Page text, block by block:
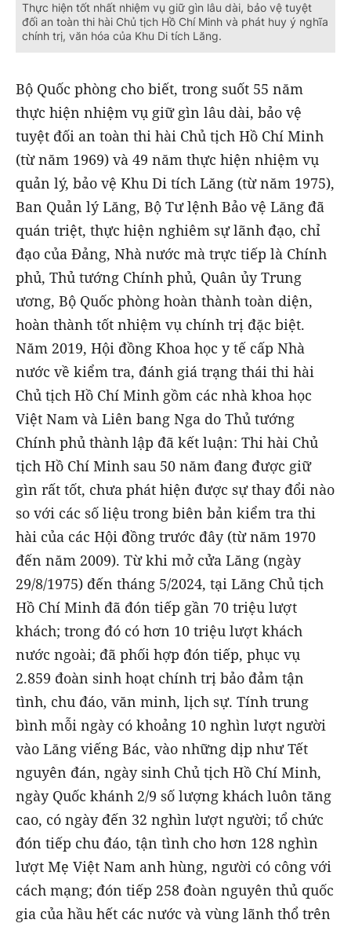
Thực hiện tốt nhất nhiệm vụ giữ gìn lâu dài, bảo vệ tuyệt
đối an toàn thi hài Chủ tịch Hồ Chí Minh và phát huy ý nghĩa
chính trị, văn hóa của Khu Di tích Lăng.
Bộ Quốc phòng cho biết, trong suốt 55 năm
thực hiện nhiệm vụ giữ gìn lâu dài, bảo vệ
tuyệt đối an toàn thi hài Chủ tịch Hồ Chí Minh
(từ năm 1969) và 49 năm thực hiện nhiệm vụ
quản lý, bảo vệ Khu Di tích Lăng (từ năm 1975),
Ban Quản lý Lăng, Bộ Tư lệnh Bảo vệ Lăng đã
quán triệt, thực hiện nghiêm sự lãnh đạo, chỉ
đạo của Đảng, Nhà nước mà trực tiếp là Chính
phủ, Thủ tướng Chính phủ, Quân ủy Trung
ương, Bộ Quốc phòng hoàn thành toàn diện,
hoàn thành tốt nhiệm vụ chính trị đặc biệt.
Năm 2019, Hội đồng Khoa học y tế cấp Nhà
nước về kiểm tra, đánh giá trạng thái thi hài
Chủ tịch Hồ Chí Minh gồm các nhà khoa học
Việt Nam và Liên bang Nga do Thủ tướng
Chính phủ thành lập đã kết luận: Thi hài Chủ
tịch Hồ Chí Minh sau 50 năm đang được giữ
gìn rất tốt, chưa phát hiện được sự thay đổi nào
so với các số liệu trong biên bản kiểm tra thi
hài của các Hội đồng trước đây (từ năm 1970
đến năm 2009). Từ khi mở cửa Lăng (ngày
29/8/1975) đến tháng 5/2024, tại Lăng Chủ tịch
Hồ Chí Minh đã đón tiếp gần 70 triệu lượt
khách; trong đó có hơn 10 triệu lượt khách
nước ngoài; đã phối hợp đón tiếp, phục vụ
2.859 đoàn sinh hoạt chính trị bảo đảm tận
tình, chu đáo, văn minh, lịch sự. Tính trung
bình mỗi ngày có khoảng 10 nghìn lượt người
vào Lăng viếng Bác, vào những dịp như Tết
nguyên đán, ngày sinh Chủ tịch Hồ Chí Minh,
ngày Quốc khánh 2/9 số lượng khách luôn tăng
cao, có ngày đến 32 nghìn lượt người; tổ chức
đón tiếp chu đáo, tận tình cho hơn 128 nghìn
lượt Mẹ Việt Nam anh hùng, người có công với
cách mạng; đón tiếp 258 đoàn nguyên thủ quốc
gia của hầu hết các nước và vùng lãnh thổ trên